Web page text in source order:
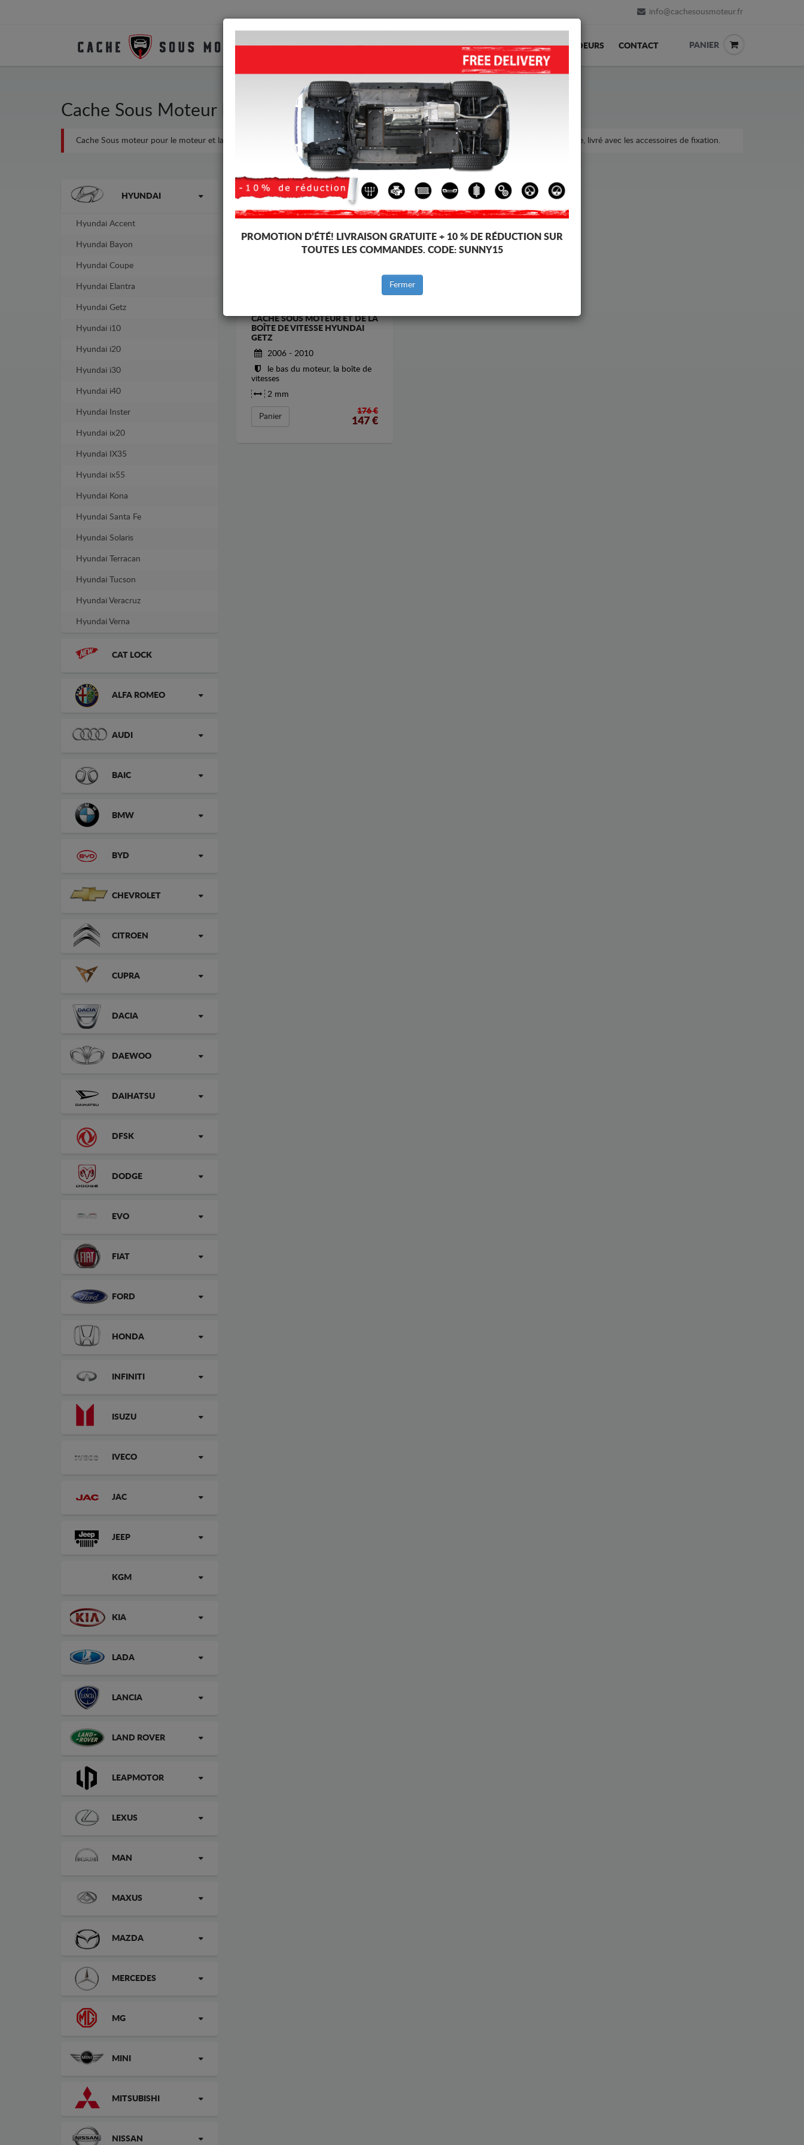
info@cachesousmoteur.fr
PROTECTION ACCUEIL LIVRAISON AVIS REVENDEURS CONTACT PANIER
Cache Sous Moteur Métallique Hyundai Getz
Cache Sous moteur pour le moteur et la boîte de vitesses, dédiée aux voitures Hyundai Getz. Il est monté sans modifications sur la voiture, livré avec les accessoires de fixation.
Marques HYUNDAI
Hyundai Accent
Hyundai Bayon
Hyundai Coupe
Hyundai Elantra
Hyundai Getz
Hyundai i10
Hyundai i20
Hyundai i30
Hyundai i40
Hyundai Inster
Hyundai ix20
Hyundai IX35
Hyundai ix55
Hyundai Kona
Hyundai Santa Fe
Hyundai Solaris
Hyundai Terracan
Hyundai Tucson
Hyundai Veracruz
Hyundai Verna
CAT LOCK
ALFA ROMEO
AUDI
BAIC
BMW
BYD
CHEVROLET
CITROEN
CUPRA
DACIA
DAEWOO
DAIHATSU
DFSK
DODGE
EVO
FIAT
FORD
HONDA
INFINITI
ISUZU
IVECO
JAC
JEEP
KGM
KIA
LADA
LANCIA
LAND ROVER
LEAPMOTOR
LEXUS
MAN
MAXUS
MAZDA
MERCEDES
MG
MINI
MITSUBISHI
NISSAN
-16%
CACHE SOUS MOTEUR ET DE LA
BOÎTE DE VITESSE HYUNDAI
GETZ
2006 - 2010
le bas du moteur, la boîte de
vitesses
2 mm
Panier
176 €
147€
PROMOTION D’ÉTÉ! LIVRAISON GRATUITE + 10 % DE RÉDUCTION SUR
TOUTES LES COMMANDES. CODE: SUNNY15
Fermer